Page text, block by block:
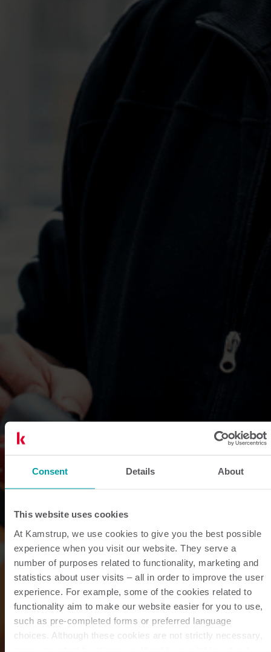
Consent Details About
This website uses cookies
At Kamstrup, we use cookies to give you the best possible
experience when you visit our website. They serve a
number of purposes related to functionality, marketing and
statistics about user visits – all in order to improve the user
experience. For example, some of the cookies related to
functionality aim to make our website easier for you to use,
such as pre-completed forms or preferred language
choices. Although these cookies are not strictly necessary,